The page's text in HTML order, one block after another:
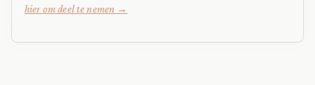
hier om deel te nemen →